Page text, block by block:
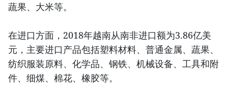
蔬果、大米等。
在进口方面，2018年越南从南非进口额为3.86亿美
元，主要进口产品包括塑料材料、普通金属、蔬果、
纺织服装原料、化学品、钢铁、机械设备、工具和附
件、细煤、棉花、橡胶等。